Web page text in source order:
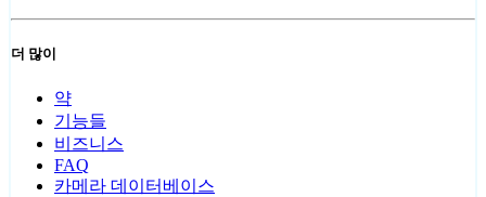
더 많이
약
기능들
비즈니스
FAQ
카메라 데이터베이스